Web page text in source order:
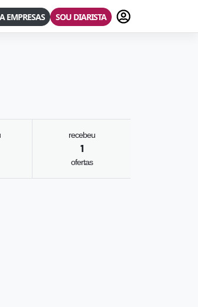
EMPRESAS SOU DIARISTA Fazer login
recebeu
1
ofertas